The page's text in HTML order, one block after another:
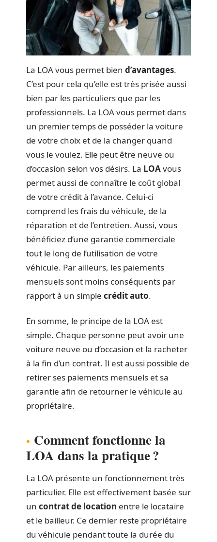
La LOA vous permet bien d’avantages.
C’est pour cela qu’elle est très prisée aussi
bien par les particuliers que par les
professionnels. La LOA vous permet dans
un premier temps de posséder la voiture
de votre choix et de la changer quand
vous le voulez. Elle peut être neuve ou
d’occasion selon vos désirs. La LOAvous
permet aussi de connaître le coût global
de votre crédit à l’avance. Celui-ci
comprend les frais du véhicule, de la
réparation et de l’entretien. Aussi, vous
bénéficiez d’une garantie commerciale
tout le long de l’utilisation de votre
véhicule. Par ailleurs, les paiements
mensuels sont moins conséquents par
rapport à un simple crédit auto.
En somme, le principe de la LOA est
simple. Chaque personne peut avoir une
voiture neuve ou d’occasion et la racheter
à la fin d’un contrat. Il est aussi possible de
retirer ses paiements mensuels et sa
garantie afin de retourner le véhicule au
propriétaire.
Comment fonctionne la
LOA dans la pratique ?
La LOA présente un fonctionnement très
particulier. Elle est effectivement basée sur
un contrat de location entre le locataire
et le bailleur. Ce dernier reste propriétaire
du véhicule pendant toute la durée du